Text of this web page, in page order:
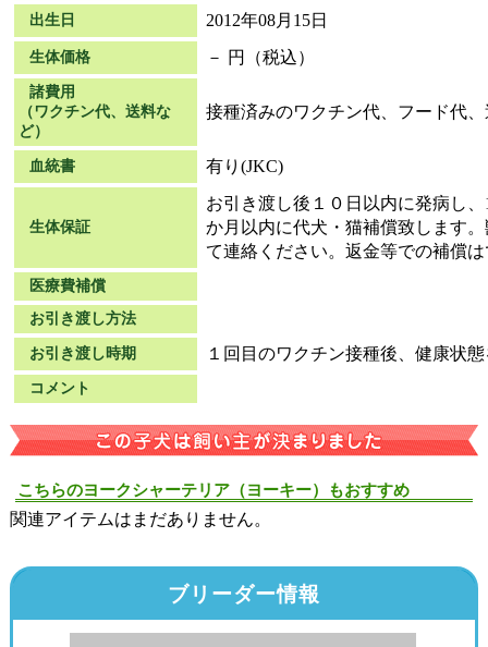
出生日 2012年08月15日
生体価格 － 円（税込）
諸費用
（ワクチン代、送料な
ど）
接種済みのワクチン代、フード代
血統書 有り(JKC)
生体保証
お引き渡し後１０日以内に発病し
か月以内に代犬・猫補償致します
て連絡ください。返金等での補償
医療費補償
お引き渡し方法
お引き渡し時期 １回目のワクチン接種後、健康状
コメント
こちらのヨークシャーテリア（ヨーキー）もおすすめ
関連アイテムはまだありません。
ブリーダー情報